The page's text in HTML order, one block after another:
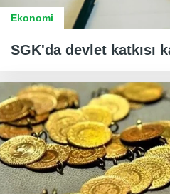
Ekonomi
SGK'da devlet katkısı